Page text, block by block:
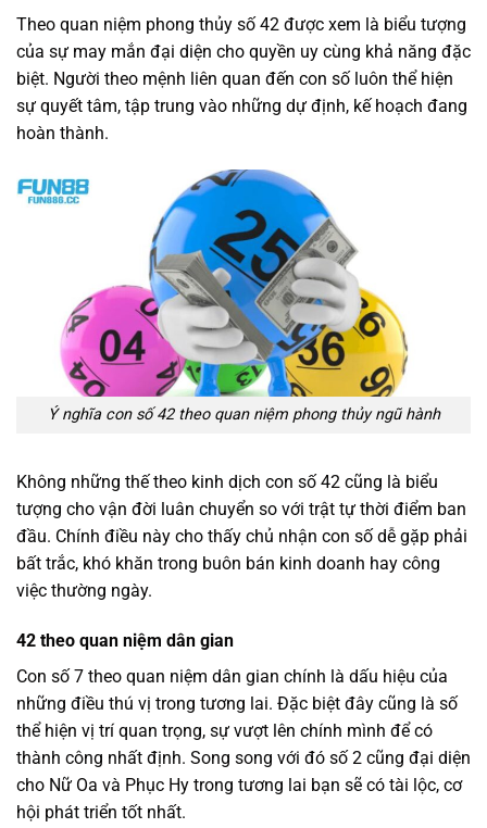
Theo quan niệm phong thủy số 42 được xem là biểu tượng
của sự may mắn đại diện cho quyền uy cùng khả năng đặc
biệt. Người theo mệnh liên quan đến con số luôn thể hiện
sự quyết tâm, tập trung vào những dự định, kế hoạch đang
hoàn thành.
Ý nghĩa con số 42 theo quan niệm phong thủy ngũ hành
Không những thế theo kinh dịch con số 42 cũng là biểu
tượng cho vận đời luân chuyển so với trật tự thời điểm ban
đầu. Chính điều này cho thấy chủ nhận con số dễ gặp phải
bất trắc, khó khăn trong buôn bán kinh doanh hay công
việc thường ngày.
42 theo quan niệm dân gian
Con số 7 theo quan niệm dân gian chính là dấu hiệu của
những điều thú vị trong tương lai. Đặc biệt đây cũng là số
thể hiện vị trí quan trọng, sự vượt lên chính mình để có
thành công nhất định. Song song với đó số 2 cũng đại diện
cho Nữ Oa và Phục Hy trong tương lai bạn sẽ có tài lộc, cơ
hội phát triển tốt nhất.